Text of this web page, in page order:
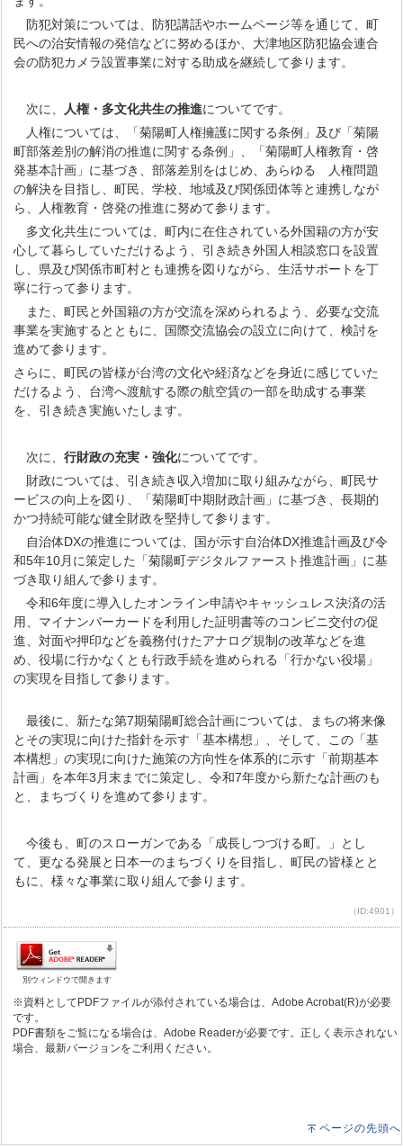
防犯対策については、防犯講話やホームページ等を通じて、町
民への治安情報の発信などに努めるほか、大津地区防犯協会連合
会の防犯カメラ設置事業に対する助成を継続して参ります。
次に、 人権・多文化共生の推進についてです。
人権については、「菊陽町人権擁護に関する条例」及び「菊陽
町部落差別の解消の推進に関する条例」、「菊陽町人権教育・啓
発基本計画」に基づき、部落差別をはじめ、あらゆる 人権問題
の解決を目指し、町民、学校、地域及び関係団体等と連携しなが
ら、人権教育・啓発の推進に努めて参ります。
多文化共生については、町内に在住されている外国籍の方が安
心して暮らしていただけるよう、引き続き外国人相談窓口を設置
し、県及び関係市町村とも連携を図りながら、生活サポートを丁
寧に行って参ります。
また、町民と外国籍の方が交流を深められるよう、必要な交流
事業を実施するとともに、国際交流協会の設立に向けて、検討を
進めて参ります。
さらに、町民の皆様が台湾の文化や経済などを身近に感じていた
だけるよう、台湾へ渡航する際の航空賃の一部を助成する事業
を、引き続き実施いたします。
次に、行財政の充実・強化についてです。
財政については、引き続き収入増加に取り組みながら、町民サ
ービスの向上を図り、「菊陽町中期財政計画」に基づき、長期的
かつ持続可能な健全財政を堅持して参ります。
自治体DXの推進については、国が示す自治体DX推進計画及び令
和5年10月に策定した「菊陽町デジタルファースト推進計画」に基
づき取り組んで参ります。
令和6年度に導入したオンライン申請やキャッシュレス決済の活
用、マイナンバーカードを利用した証明書等のコンビニ交付の促
進、対面や押印などを義務付けたアナログ規制の改革などを進
め、役場に行かなくとも行政手続を進められる「行かない役場」
の実現を目指して参ります。
最後に、新たな第7期菊陽町総合計画については、まちの将来像
とその実現に向けた指針を示す「基本構想」、そして、この「基
本構想」の実現に向けた施策の方向性を体系的に示す「前期基本
計画」を本年3月末までに策定し、令和7年度から新たな計画のも
と、まちづくりを進めて参ります。
今後も、町のスローガンである「成長しつづける町。」とし
て、更なる発展と日本一のまちづくりを目指し、町民の皆様とと
もに、様々な事業に取り組んで参ります。
（ID:4901）
別ウィンドウで開きます
※資料としてPDFファイルが添付されている場合は、Adobe Acrobat(R)が必要
です。
PDF書類をご覧になる場合は、Adobe Readerが必要です。正しく表示されない
場合、最新バージョンをご利用ください。
ページの先頭へ